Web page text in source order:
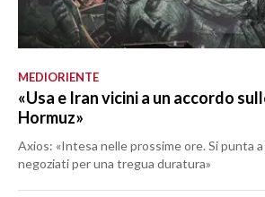
MEDIORIENTE
«Usa e Iran vicini a un accordo
Hormuz»
Axios: «Intesa nelle prossime ore. Si punta
negoziati per una tregua duratura»